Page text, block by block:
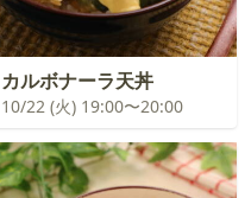
カルボナーラ天丼
10/22 (火) 19:00〜20:00